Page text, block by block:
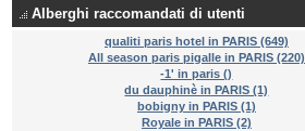
Alberghi raccomandati di utenti
qualiti paris hotel in PARIS (649)
All season paris pigalle in PARIS (220)
-1' in paris ()
du dauphinè in PARIS (1)
bobigny in PARIS (1)
Royale in PARIS (2)